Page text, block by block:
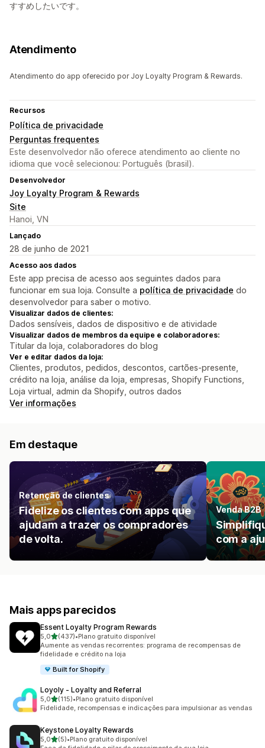
すすめしたいです。
Atendimento
Atendimento do app oferecido por Joy Loyalty Program & Rewards.
Recursos
Política de privacidade
Perguntas frequentes
Este desenvolvedor não oferece atendimento ao cliente no
idioma que você selecionou: Português (brasil).
Desenvolvedor
Joy Loyalty Program & Rewards
Site
Hanoi, VN
Lançado
28 de junho de 2021
Acesso aos dados
Este app precisa de acesso aos seguintes dados para
funcionar em sua loja. Consulte a política de privacidade do
desenvolvedor para saber o motivo.
Visualizar dados de clientes:
Dados sensíveis, dados de dispositivo e de atividade
Visualizar dados de membros da equipe e colaboradores:
Titular da loja, colaboradores do blog
Ver e editar dados da loja:
Clientes, produtos, pedidos, descontos, cartões-presente,
crédito na loja, análise da loja, empresas, Shopify Functions,
Loja virtual, admin da Shopify, outros dados
Ver informações
Em destaque
Retenção de clientes
Fidelize os clientes com apps que
ajudam a trazer os compradores
de volta.
Venda B2B
com a
Mais apps parecidos
Essent Loyalty Program Rewards
5,0de 5 estrelas
(437)
437 avaliações ao todo
•Plano gratuito disponível
Aumente as vendas recorrentes: programa de recompensas de
fidelidade e crédito na loja
Built for Shopify
Loyoly ‑ Loyalty and Referral
5,0de 5 estrelas
(115)
115 avaliações ao todo
•Plano gratuito disponível
Fidelidade, recompensas e indicações para impulsionar as vendas
Keystone Loyalty Rewards
5,0de 5 estrelas
(5)
5 avaliações ao todo
•Plano gratuito disponível